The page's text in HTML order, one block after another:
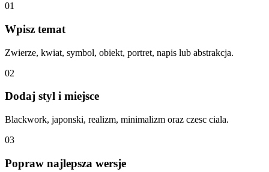
01
Wpisz temat
Zwierze, kwiat, symbol, obiekt, portret, napis lub abstrakcja.
02
Dodaj styl i miejsce
Blackwork, japonski, realizm, minimalizm oraz czesc ciala.
03
Popraw najlepsza wersje